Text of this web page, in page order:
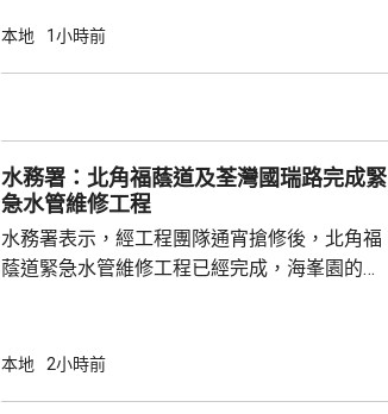
系名譽臨床副教授關日華認為是個別事件，形
問題，令免疫力減弱。 衞生防護中心指截至7
月底，錄得12名兒童流感引發嚴重併發症...
本地 1小時前
水務署：北角福蔭道及荃灣國瑞路完成緊
急水管維修工程
水務署表示，經工程團隊通宵搶修後，北角福
蔭道緊急水管維修工程已經完成，海峯園的食
應於凌晨4時起陸續恢復正常。
本地 2小時前